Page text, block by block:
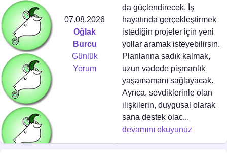
07.08.2026
Oğlak
Burcu
Günlük
Yorum
da güçlendirecek. İş
hayatında gerçekleştirmek
istediğin projeler için yeni
yollar aramak isteyebilirsin.
Planlarına sadık kalmak,
uzun vadede pişmanlık
yaşamamanı sağlayacak.
Ayrıca, sevdiklerinle olan
ilişkilerin, duygusal olarak
sana destek olac...
devamını okuyunuz